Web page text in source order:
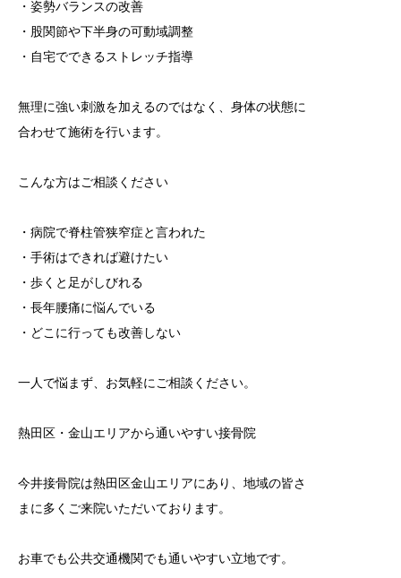
・姿勢バランスの改善
・股関節や下半身の可動域調整
・自宅でできるストレッチ指導
無理に強い刺激を加えるのではなく、身体の状態に
合わせて施術を行います。
こんな方はご相談ください
・病院で脊柱管狭窄症と言われた
・手術はできれば避けたい
・歩くと足がしびれる
・長年腰痛に悩んでいる
・どこに行っても改善しない
一人で悩まず、お気軽にご相談ください。
熱田区・金山エリアから通いやすい接骨院
今井接骨院は熱田区金山エリアにあり、地域の皆さ
まに多くご来院いただいております。
お車でも公共交通機関でも通いやすい立地です。